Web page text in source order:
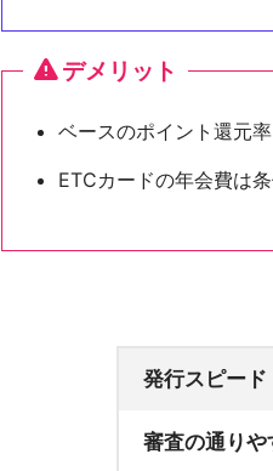
デメリット
ベースのポイント還元
ETCカードの年会費は
発行スピード
審査の通りや